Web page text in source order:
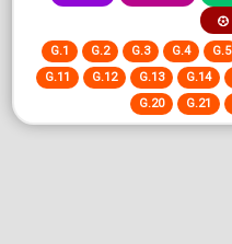
G.1 G.2 G.3 G.4 G.5
G.11
G.12 G.13 G.14
G.20
G.21